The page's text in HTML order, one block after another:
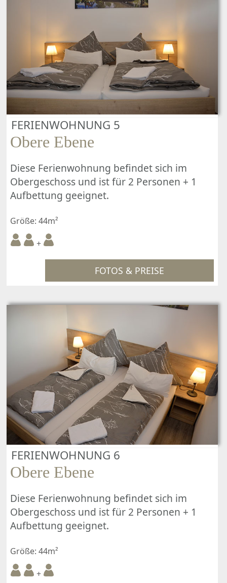
FERIENWOHNUNG 5
Obere Ebene
Diese Ferienwohnung befindet sich im
Obergeschoss und ist für 2 Personen + 1
Aufbettung geeignet.
Größe: 44m²
+
FOTOS & PREISE
FERIENWOHNUNG 6
Obere Ebene
Diese Ferienwohnung befindet sich im
Obergeschoss und ist für 2 Personen + 1
Aufbettung geeignet.
Größe: 44m²
+